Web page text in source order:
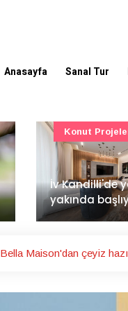
Anasayfa Sanal Tur
BAE’nin ilk
demiryolu
İnşaat imzası
Ulaşım
Bella Maison'dan çeyiz